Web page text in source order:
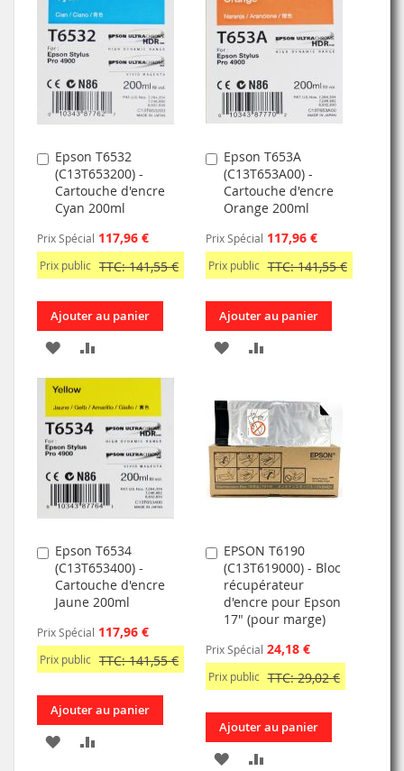
MA
LISTE
D’ENVIE
COMPARATEUR
LISTE
D’ENVIE
Epson T6532
(C13T653200) -
Cartouche d'encre
Cyan 200ml
Prix Spécial 117,96 €
Prix public TTC: 141,55 €
Ajouter
au
panier
Ajouter au panier
AJOUTER
À
MA
LISTE
D’ENVIE
AU
COMPARATEUR
Epson T653A
(C13T653A00) -
Cartouche d'encre
Orange 200ml
Prix Spécial 117,96 €
Prix public TTC: 141,55 €
Ajouter
au
panier
Ajouter au panier
AJOUTER
MA
LISTE
D’ENVIE
COMPARATEUR
Epson T6534
(C13T653400) -
Cartouche d'encre
Jaune 200ml
Prix Spécial 117,96 €
Prix public TTC: 141,55 €
Ajouter
au
panier
Ajouter au panier
AJOUTER
EPSON T6190
(C13T619000) - Bloc
récupérateur
d'encre pour Epson
17" (pour marge)
Prix Spécial 24,18 €
Prix public TTC: 29,02 €
Ajouter
au
panier
Ajouter au panier
AJOUTER